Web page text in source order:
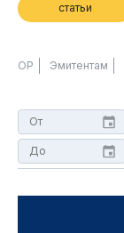
статьи
ОР Эмитентам